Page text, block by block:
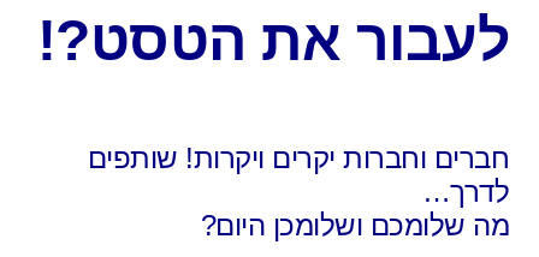
לעבור את הטסט?!
חברים וחברות יקרים ויקרות! שותפים
לדרך…
מה שלומכם ושלומכן היום?